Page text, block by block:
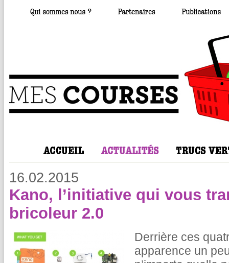
16.02.2015
Kano, l’initiative qui vous
bricoleur 2.0
Derrière ces
apparence un